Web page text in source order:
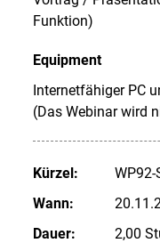
Funktion)
Equipment
Internetfähiger PC
(Das Webinar wird
Kürzel:
WP92-
Wann:
Dauer:
2,00